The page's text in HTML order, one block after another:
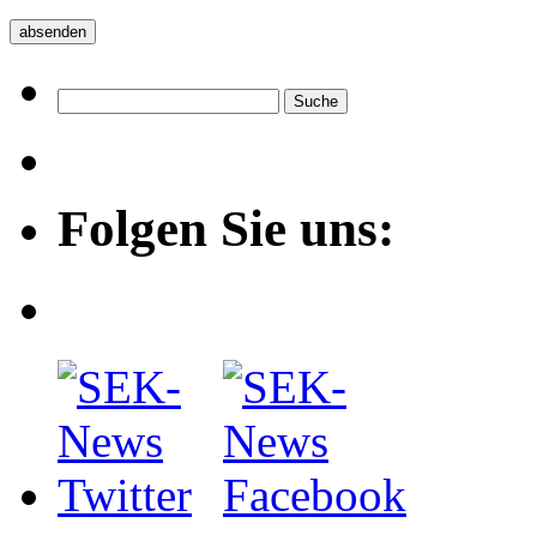
Folgen Sie uns: